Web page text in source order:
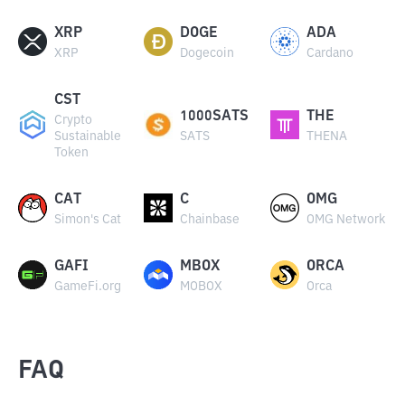
XRP
XRP
DOGE
Dogecoin
ADA
Cardano
CST
Crypto
Sustainable
Token
1000SATS
SATS
THE
THENA
CAT
Simon's Cat
C
Chainbase
OMG
OMG Network
GAFI
GameFi.org
MBOX
MOBOX
ORCA
Orca
FAQ